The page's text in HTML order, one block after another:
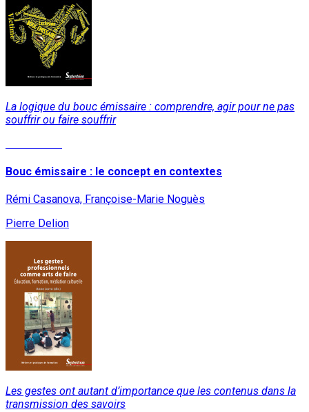
La logique du bouc émissaire : comprendre, agir pour ne pas
souffrir ou faire souffrir
Bouc émissaire : le concept en contextes
Rémi Casanova, Françoise-Marie Noguès
Pierre Delion
Les gestes ont autant d’importance que les contenus dans la
transmission des savoirs